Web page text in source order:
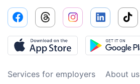
Services for employers About us